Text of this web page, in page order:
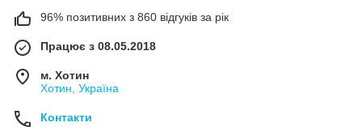
96% позитивних з 860 відгуків за рік
Працює з 08.05.2018
м. Хотин
Хотин, Україна
Контакти